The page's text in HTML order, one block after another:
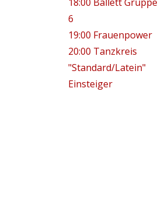
6
19:00 Frauenpower
20:00 Tanzkreis
"Standard/Latein"
Einsteiger